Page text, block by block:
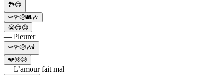
🏞️😢
⚰️🌹😢👥🎶
😭😢😓
— Pleurer
⚰️🌹😢🎶🕯️
💔🥺😢
— L’amour fait mal